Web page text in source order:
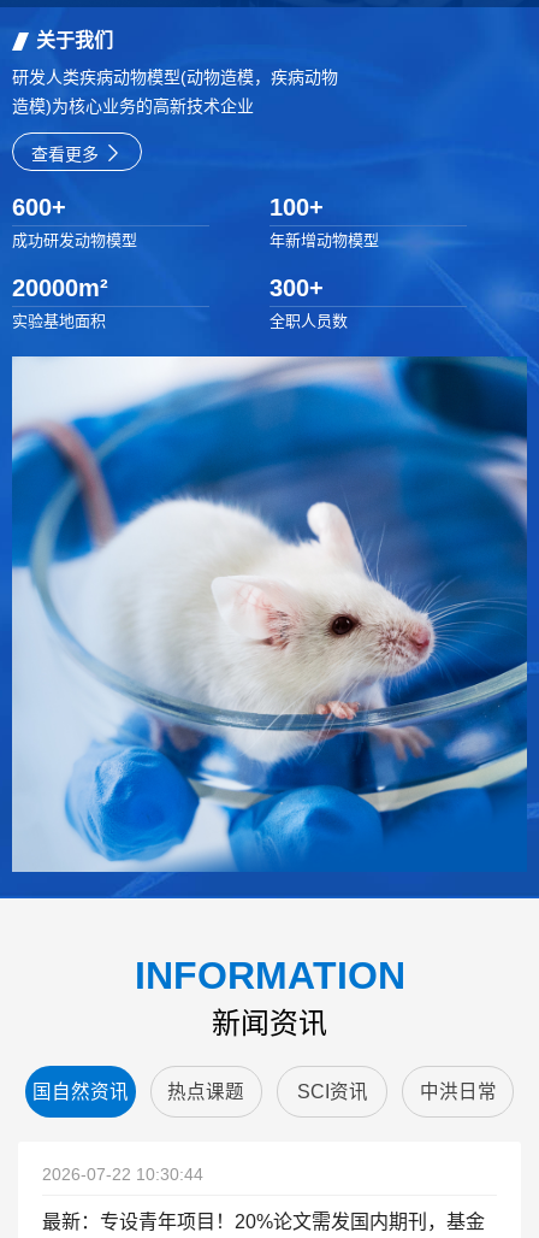
关于我们
研发人类疾病动物模型(动物造模，疾病动物
造模)为核心业务的高新技术企业
查看更多
600+
成功研发动物模型
100+
年新增动物模型
20000m²
实验基地面积
300+
全职人员数
INFORMATION
新闻资讯
国自然资讯 热点课题 SCI资讯 中洪日常
2026-07-22 10:30:44
最新：专设青年项目！20%论文需发国内期刊，基金